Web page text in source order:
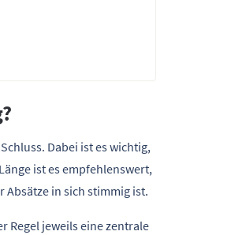
Dabei ist es wichtig,
ist es empfehlenswert,
in sich stimmig ist.
Regel jeweils eine zentrale